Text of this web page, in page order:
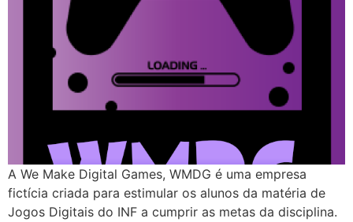
A We Make Digital Games, WMDG é uma empresa
fictícia criada para estimular os alunos da matéria de
Jogos Digitais do INF a cumprir as metas da disciplina.